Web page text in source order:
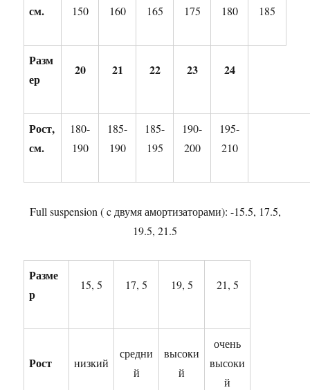
см.
150
160
165
175
180
185
Разм
ер
20 21 22 23 24
Рост,
см.
180-
190
185-
190
185-
195
190-
200
195-
210
Full suspension ( c двумя амортизаторами): -15.5, 17.5,
19.5, 21.5
Разме
р
15, 5 17, 5 19, 5 21, 5
Рост низкий
средни
й
высоки
й
очень
высоки
й